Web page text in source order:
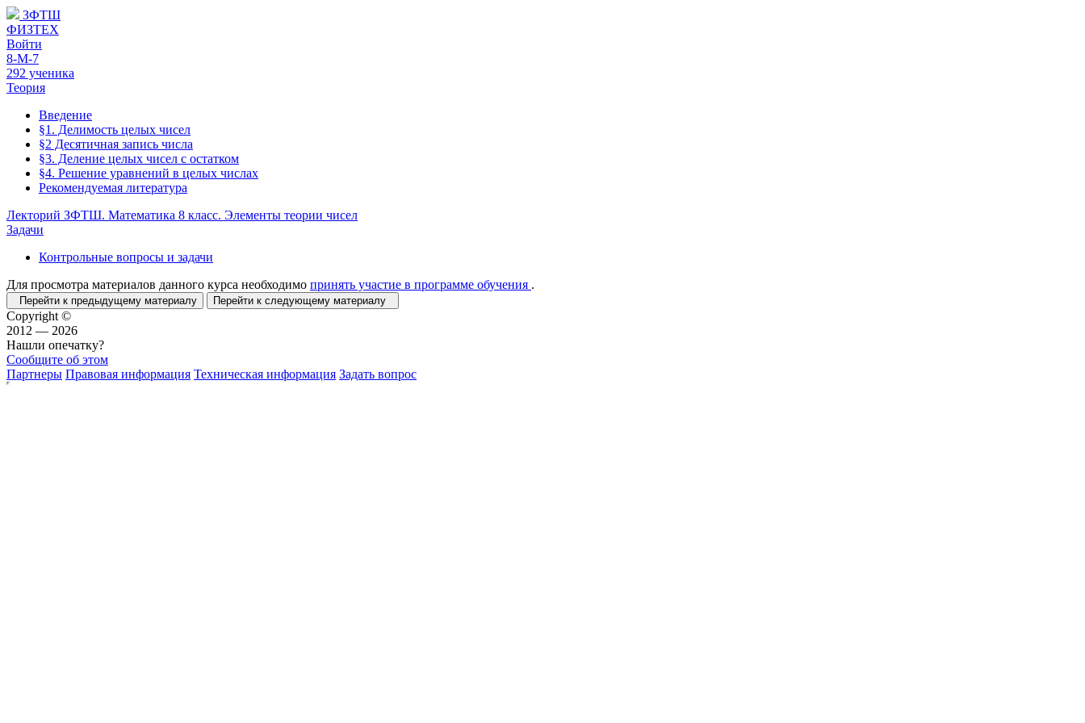
ЗФТШ
ФИЗТЕХ
Войти
8-М-7
292 ученика
Теория
Введение
§1. Делимость целых чисел
§2 Десятичная запись числа
§3. Деление целых чисел с остатком
§4. Решение уравнений в целых числах
Рекомендуемая литература
Лекторий ЗФТШ. Математика 8 класс. Элементы теории чисел
Задачи
Контрольные вопросы и задачи
Для просмотра материалов данного курса необходимо принять участие в программе обучения .
Перейти к предыдущему материалу Перейти к следующему материалу
Copyright ©
2012 — 2026
Нашли опечатку?
Сообщите об этом
Партнеры Правовая информация Техническая информация Задать вопрос